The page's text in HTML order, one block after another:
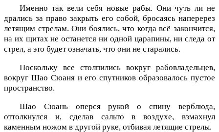
Именно так вели себя новые рабы. Они чуть ли не
дрались за право закрыть его собой, бросаясь наперерез
летящим стрелам. Они боялись, что когда всё закончится,
на их щитах не останется ни одной царапины, ни следа от
стрел, а это будет означать, что они не старались.
Поскольку все столпились вокруг рабовладельцев,
вокруг Шао Сюаня и его спутников образовалось пустое
пространство.
Шао Сюань оперся рукой о спину верблюда,
оттолкнулся и, сделав сальто в воздухе, взмахнул
каменным ножом в другой руке, отбивая летящие стрелы.